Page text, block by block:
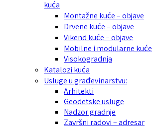
kuća
Montažne kuće – objave
Drvene kuće – objave
Vikend kuće – objave
Mobilne i modularne kuće
Visokogradnja
Katalozi kuća
Usluge u građevinarstvu:
Arhitekti
Geodetske usluge
Nadzor gradnje
Završni radovi – adresar